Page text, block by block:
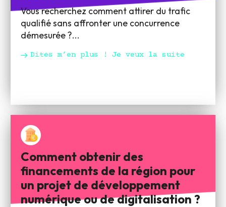
Vous recherchez comment attirer du trafic
qualifié sans affronter une concurrence
démesurée ?...
Dites m’en plus ! Je veux la suite
Comment obtenir des
financements de la région pour
un projet de développement
numérique ou de digitalisation ?